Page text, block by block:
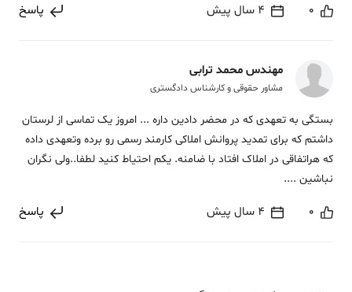
0 4 سال پیش پاسخ
مهندس محمد ترابی
مشاور حقوقی و کارشناس دادگستری
بستگی به تعهدی که در محضر دادین داره ... امروز یک تماسی از لرستان
داشتم که برای تمدید پروانش املاکی کارمند رسمی رو برده وتعهدی داده
که هراتفاقی در املاک افتاد با ضامنه. یکم احتیاط کنید لطفا..ولی نگران
نباشین ....
0 4 سال پیش پاسخ